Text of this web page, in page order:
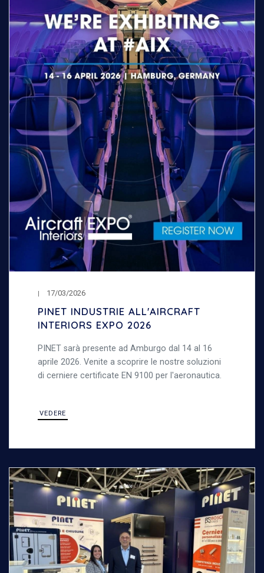
17/03/2026
PINET INDUSTRIE ALL'AIRCRAFT
INTERIORS EXPO 2026
PINET sarà presente ad Amburgo dal 14 al 16
aprile 2026. Venite a scoprire le nostre soluzioni
di cerniere certificate EN 9100 per l'aeronautica.
VEDERE